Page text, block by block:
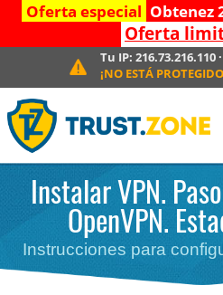
Oferta especial Obtenez
Oferta
Tu IP: 216.73.216.110·
¡NO ESTÁ
Instalar VPN.
OpenVPN.
Instrucciones para